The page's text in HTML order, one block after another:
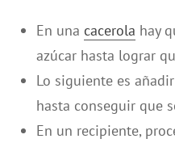
En una cacerola hay
azúcar hasta lograr
Lo siguiente es
hasta conseguir que
En un recipiente,